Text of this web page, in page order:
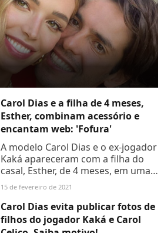
Carol Dias e a filha de 4 meses,
Esther, combinam acessório e
encantam web: 'Fofura'
A modelo Carol Dias e o ex-jogador
Kaká apareceram com a filha do
casal, Esther, de 4 meses, em uma
nova foto compartilhada no
seu lookinho renderam...
15 de fevereiro de 2021
Carol Dias evita publicar fotos de
filhos do jogador Kaká e Carol